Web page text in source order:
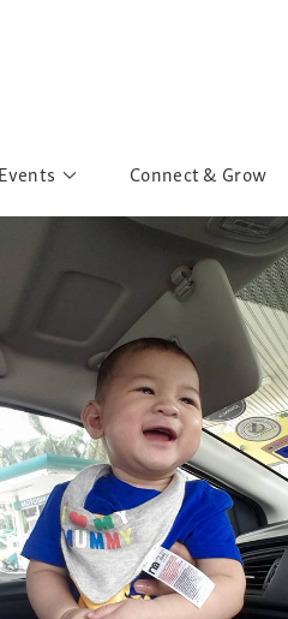
Events
Past Exhibitions
School Outreach
Connect & Grow